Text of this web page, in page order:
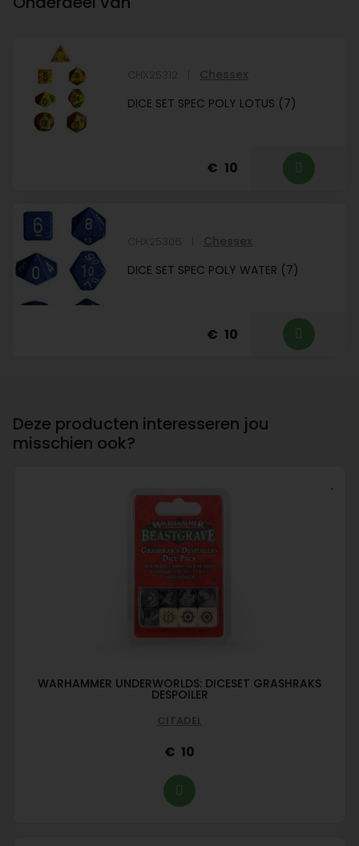
Chessex
DICE SET SPEC POLY LOTUS (7)
10
Chessex
DICE SET SPEC POLY WATER (7)
10
Deze producten interesseren jou
misschien ook?
WARHAMMER UNDERWORLDS: DICESET GRASHRAKS
DESPOILER
CITADEL
10